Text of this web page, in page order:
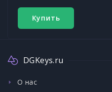
Купить
DGKeys.ru
О нас